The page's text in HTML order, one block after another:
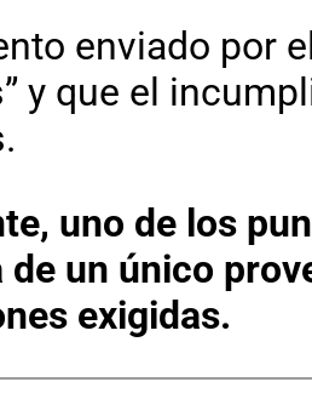
enviado por
y que el
uno de los
de un único
exigidas.